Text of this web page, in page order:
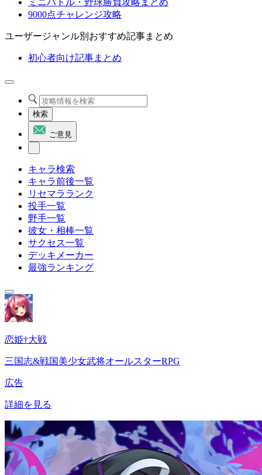
ミニバトル・野球勝負攻略まとめ
9000点チャレンジ攻略
ユーザージャンル別おすすめ記事まとめ
初心者向け記事まとめ
検索
ご意見
キャラ検索
キャラ前後一覧
リセマラランク
投手一覧
野手一覧
彼女・相棒一覧
サクセス一覧
デッキメーカー
最強ランキング
恋姫†大戦
三国志&戦国美少女武将オールスターRPG
広告
詳細を見る